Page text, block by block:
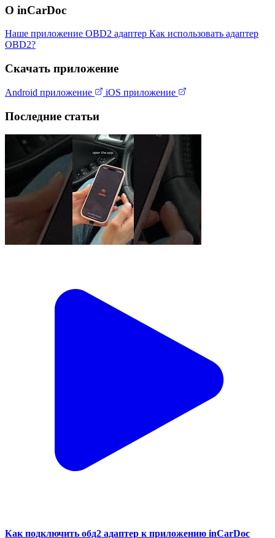
О inCarDoc
Наше приложение OBD2 адаптер Как использовать адаптер
OBD2?
Скачать приложение
Android приложение iOS приложение
Последние статьи
Как подключить обд2 адаптер к приложению inCarDoc